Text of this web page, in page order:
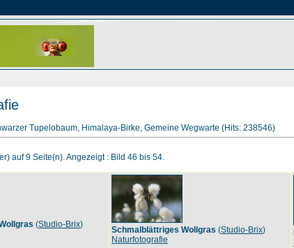
Tupelobaum, Himalaya-Birke, Gemeine Wegwarte (Hits: 238546)
auf 9 Seite(n). Angezeigt : Bild 46 bis 54.
(Studio-Brix)
Schmalblättriges Wollgras (Studio-Brix)
Naturfotografie